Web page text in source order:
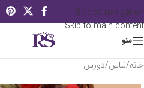
Skip to navigation
Skip to main content
منو
خانه/لباس/دورس